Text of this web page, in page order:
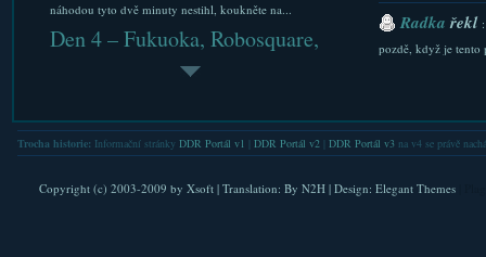
náhodou tyto dvě minuty nestihl, koukněte na...
Den 4 – Fukuoka, Robosquare,
Cesta čtvrtého dne nás zavedla do Robosquare, místo na
západní straně města u moře. A probíhala vcelku
zajímavě. Řeknu vám něco o místním...
Radkařekl
pozdě, když je tento
stazeni a Downlaod...
Xsoftřekl
FAQ. Do nastaveni
Trocha historie: Informační stránky DDR Portál v1 DDR Portál v2| DDR Portál v3na v4 se právě
Copyright (c) 2003-2009 by Xsoft| Translation: By N2H| Design: Elegant Themes